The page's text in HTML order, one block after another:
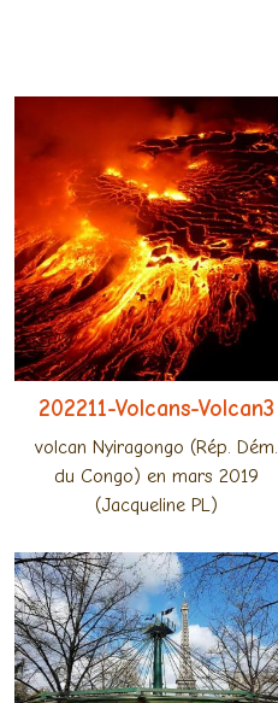
202211-Volcans-Volcan3
volcan Nyiragongo (Rép. Dém.
du Congo) en mars 2019
(Jacqueline PL)